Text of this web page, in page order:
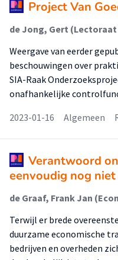
Project Van
Weergave van eerder
beschouwingen over
SIA-Raak
onafhankelijke
2023-01-16
Algemeen
Verantwoord
eenvoudig nog niet
de Graaf, Frank Jan
Terwijl er brede
duurzame economische
bedrijven en overheden